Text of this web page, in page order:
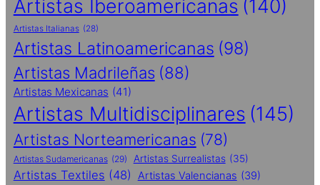
Artistas Iberoamericanas (140)
Artistas Italianas (28)
Artistas Latinoamericanas (98)
Artistas Madrileñas (88)
Artistas Mexicanas (41)
Artistas Multidisciplinares (145)
Artistas Norteamericanas (78)
Artistas Sudamericanas (29) Artistas Surrealistas (35)
Artistas Textiles (48) Artistas Valencianas (39)